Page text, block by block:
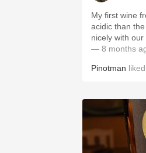
My first wine
acidic than
nicely with our
— 8 months
Pinotman